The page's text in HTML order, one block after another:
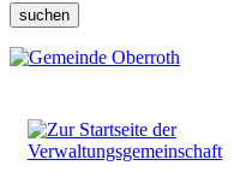
suchen